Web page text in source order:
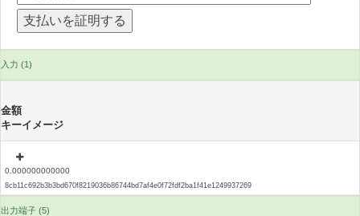
入力 (1)
金額
キーイメージ
0.000000000000
8cb11c692b3b3bd670f8219036b86744bd7af4e0f72fdf2ba1f41e1249937269
出力端子 (5)